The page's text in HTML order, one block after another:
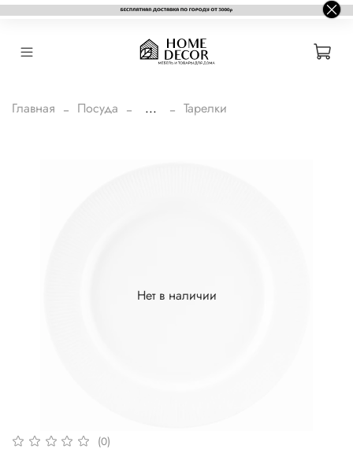
Главная Посуда ... Тарелки
Нет в наличии
(0)